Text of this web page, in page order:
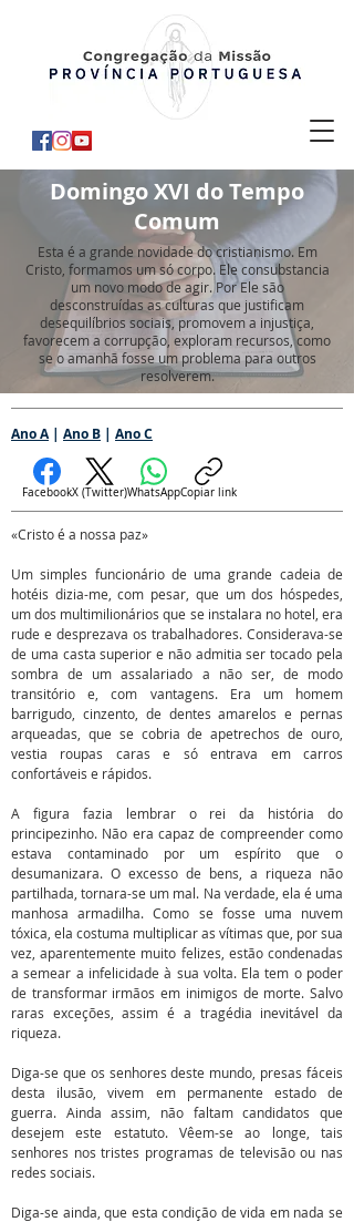
Domingo XVI do Tempo
Comum
Esta é a grande novidade do cristianismo. Em
Cristo, formamos um só corpo. Ele consubstancia
um novo modo de agir. Por Ele são
desconstruídas as culturas que justificam
desequilíbrios sociais, promovem a injustiça,
favorecem a corrupção, exploram recursos, como
se o amanhã fosse um problema para outros
resolverem.
Ano A| Ano B | Ano C
FacebookX (Twitter)WhatsAppCopiar link
«Cristo é a nossa paz»
Um simples funcionário de uma grande cadeia de
hotéis dizia-me, com pesar, que um dos hóspedes,
um dos multimilionários que se instalara no hotel, era
rude e desprezava os trabalhadores. Considerava-se
de uma casta superior e não admitia ser tocado pela
sombra de um assalariado a não ser, de modo
transitório e, com vantagens. Era um homem
barrigudo, cinzento, de dentes amarelos e pernas
arqueadas, que se cobria de apetrechos de ouro,
vestia roupas caras e só entrava em carros
confortáveis e rápidos.
A figura fazia lembrar o rei da história do
principezinho. Não era capaz de compreender como
estava contaminado por um espírito que o
desumanizara. O excesso de bens, a riqueza não
partilhada, tornara-se um mal. Na verdade, ela é uma
manhosa armadilha. Como se fosse uma nuvem
tóxica, ela costuma multiplicar as vítimas que, por sua
vez, aparentemente muito felizes, estão condenadas
a semear a infelicidade à sua volta. Ela tem o poder
de transformar irmãos em inimigos de morte. Salvo
raras exceções, assim é a tragédia inevitável da
riqueza.
Diga-se que os senhores deste mundo, presas fáceis
desta ilusão, vivem em permanente estado de
guerra. Ainda assim, não faltam candidatos que
desejem este estatuto. Vêem-se ao longe, tais
senhores nos tristes programas de televisão ou nas
redes sociais.
Diga-se ainda, que esta condição de vida em nada se